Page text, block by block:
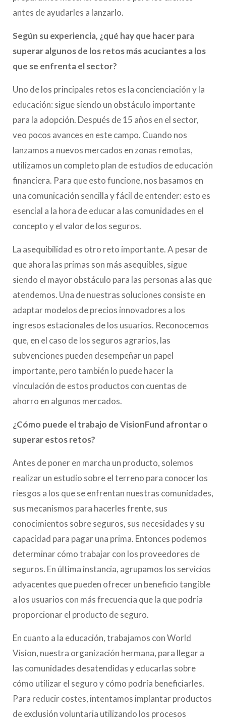
antes de ayudarles a lanzarlo.
Según su experiencia, ¿qué hay que hacer para
superar algunos de los retos más acuciantes a los
que se enfrenta el sector?
Uno de los principales retos es la concienciación y la
educación: sigue siendo un obstáculo importante
para la adopción. Después de 15 años en el sector,
veo pocos avances en este campo. Cuando nos
lanzamos a nuevos mercados en zonas remotas,
utilizamos un completo plan de estudios de educación
financiera. Para que esto funcione, nos basamos en
una comunicación sencilla y fácil de entender: esto es
esencial a la hora de educar a las comunidades en el
concepto y el valor de los seguros.
La asequibilidad es otro reto importante. A pesar de
que ahora las primas son más asequibles, sigue
siendo el mayor obstáculo para las personas a las que
atendemos. Una de nuestras soluciones consiste en
adaptar modelos de precios innovadores a los
ingresos estacionales de los usuarios. Reconocemos
que, en el caso de los seguros agrarios, las
subvenciones pueden desempeñar un papel
importante, pero también lo puede hacer la
vinculación de estos productos con cuentas de
ahorro en algunos mercados.
¿Cómo puede el trabajo de VisionFund afrontar o
superar estos retos?
Antes de poner en marcha un producto, solemos
realizar un estudio sobre el terreno para conocer los
riesgos a los que se enfrentan nuestras comunidades,
sus mecanismos para hacerles frente, sus
conocimientos sobre seguros, sus necesidades y su
capacidad para pagar una prima. Entonces podemos
determinar cómo trabajar con los proveedores de
seguros. En última instancia, agrupamos los servicios
adyacentes que pueden ofrecer un beneficio tangible
a los usuarios con más frecuencia que la que podría
proporcionar el producto de seguro.
En cuanto a la educación, trabajamos con World
Vision, nuestra organización hermana, para llegar a
las comunidades desatendidas y educarlas sobre
cómo utilizar el seguro y cómo podría beneficiarles.
Para reducir costes, intentamos implantar productos
de exclusión voluntaria utilizando los procesos